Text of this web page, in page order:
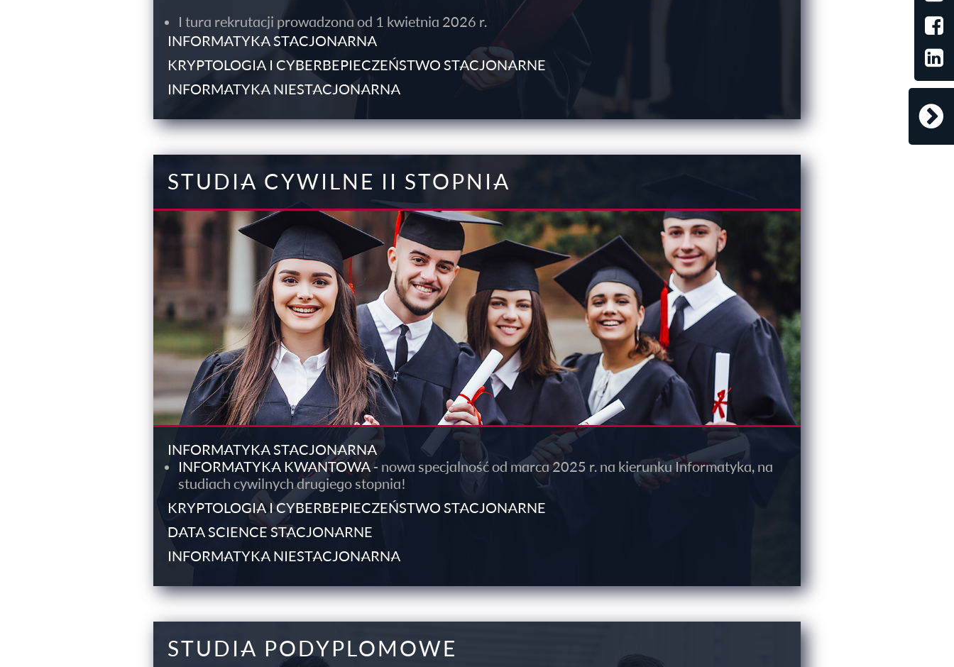
I tura rekrutacji prowadzona od 1 kwietnia 2026 r.
INFORMATYKA STACJONARNA
KRYPTOLOGIA I CYBERBEPIECZEŃSTWO STACJONARNE
INFORMATYKA NIESTACJONARNA
STUDIA CYWILNE II STOPNIA
INFORMATYKA STACJONARNA
INFORMATYKA KWANTOWA- nowa specjalność od marca 2025 r. na kierunku Informatyka, na
studiach cywilnych drugiego stopnia!
KRYPTOLOGIA I CYBERBEPIECZEŃSTWO STACJONARNE
DATA SCIENCE STACJONARNE
INFORMATYKA NIESTACJONARNA
STUDIA PODYPLOMOWE